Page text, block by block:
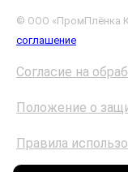
© ООО «ПромПлёнка
соглашение
Согласие на
Положение о
Правила